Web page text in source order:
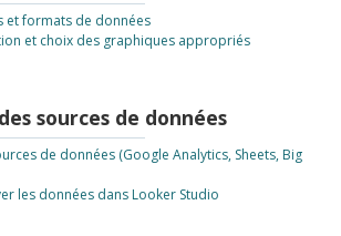
et formats de données
et choix des graphiques appropriés
sources de données
de données (Google Analytics, Sheets, Big
les données dans Looker Studio